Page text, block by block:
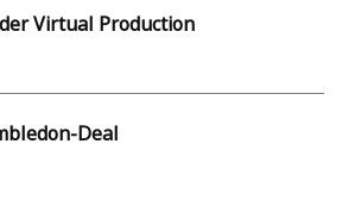
Virtual Production
Deal